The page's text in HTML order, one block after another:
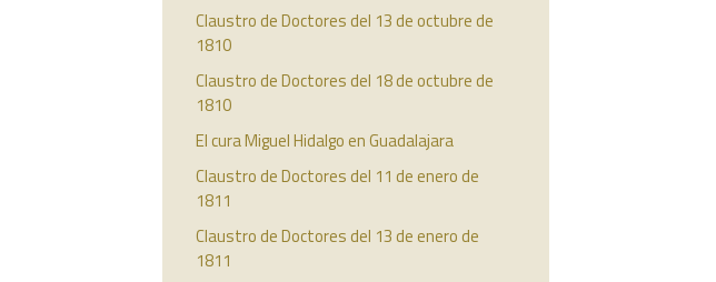
Claustro de Doctores del 13 de octubre de
1810
Claustro de Doctores del 18 de octubre de
1810
El cura Miguel Hidalgo en Guadalajara
Claustro de Doctores del 11 de enero de
1811
Claustro de Doctores del 13 de enero de
1811